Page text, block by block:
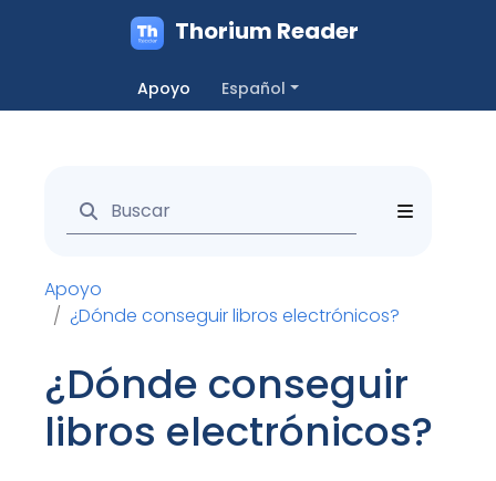
Thorium Reader
Apoyo Español
Apoyo
¿Dónde conseguir libros electrónicos?
¿Dónde conseguir
libros electrónicos?